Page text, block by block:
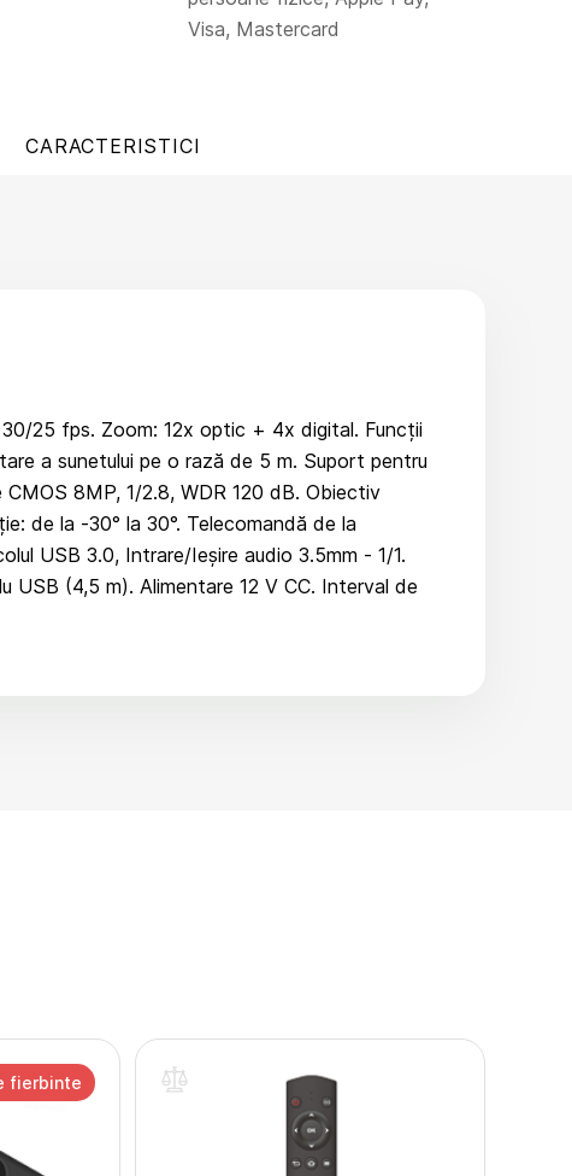
Visa, Mastercard
CARACTERISTICI
25 fps. Zoom: 12x optic + 4x digital. Funcții
a sunetului pe o rază de 5 m. Suport pentru
8MP, 1/2.8, WDR 120 dB. Obiectiv
de la -30° la 30°. Telecomandă de la
USB 3.0, Intrare/Ieșire audio 3.5mm - 1/1.
(4,5 m). Alimentare 12 V CC. Interval de
fierbinte